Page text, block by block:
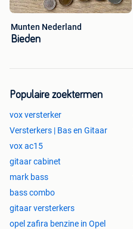
Munten Nederland
Bieden
Populaire zoektermen
vox versterker
Versterkers | Bas en Gitaar
vox ac15
gitaar cabinet
mark bass
bass combo
gitaar versterkers
opel zafira benzine in Opel